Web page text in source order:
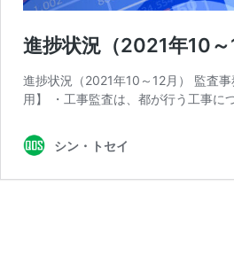
進捗状況（2021年10
進捗状況（2021年10～12月） 監査
用】 ・工事監査は、都が行う工事
シン・トセイ